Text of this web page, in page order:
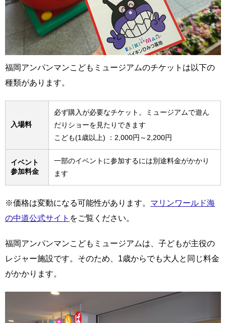
福岡アンパンマンこどもミュージアムのチケットは以下の
種類があります。
入場料
必ず購入が必要なチケット。ミュージアムで遊ん
だりショーを見たりできます
こども(1歳以上) ：2,000円～2,200円
イベント
参加料金
一部のイベントに参加するには別途料金がかかり
ます
※価格は変動になる可能性があります。 マリンワールド海
の中道公式サイト をご覧ください。
福岡アンパンマンこどもミュージアムは、子どもが主役の
レジャー施設です。そのため、1歳からでも大人と同じ料金
がかかります。